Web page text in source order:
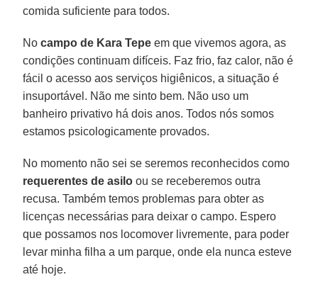
comida suficiente para todos.
Nocampo de Kara Tepe em que vivemos agora, as
condições continuam difíceis. Faz frio, faz calor, não é
fácil o acesso aos serviços higiênicos, a situação é
insuportável. Não me sinto bem. Não uso um
banheiro privativo há dois anos. Todos nós somos
estamos psicologicamente provados.
No momento não sei se seremos reconhecidos como
requerentes de asilo ou se receberemos outra
recusa. Também temos problemas para obter as
licenças necessárias para deixar o campo. Espero
que possamos nos locomover livremente, para poder
levar minha filha a um parque, onde ela nunca esteve
até hoje.